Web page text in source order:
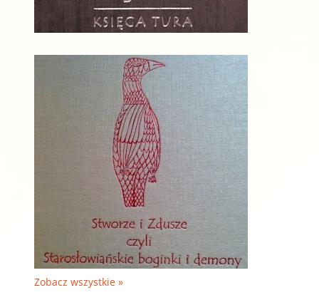
Zobacz wszystkie »